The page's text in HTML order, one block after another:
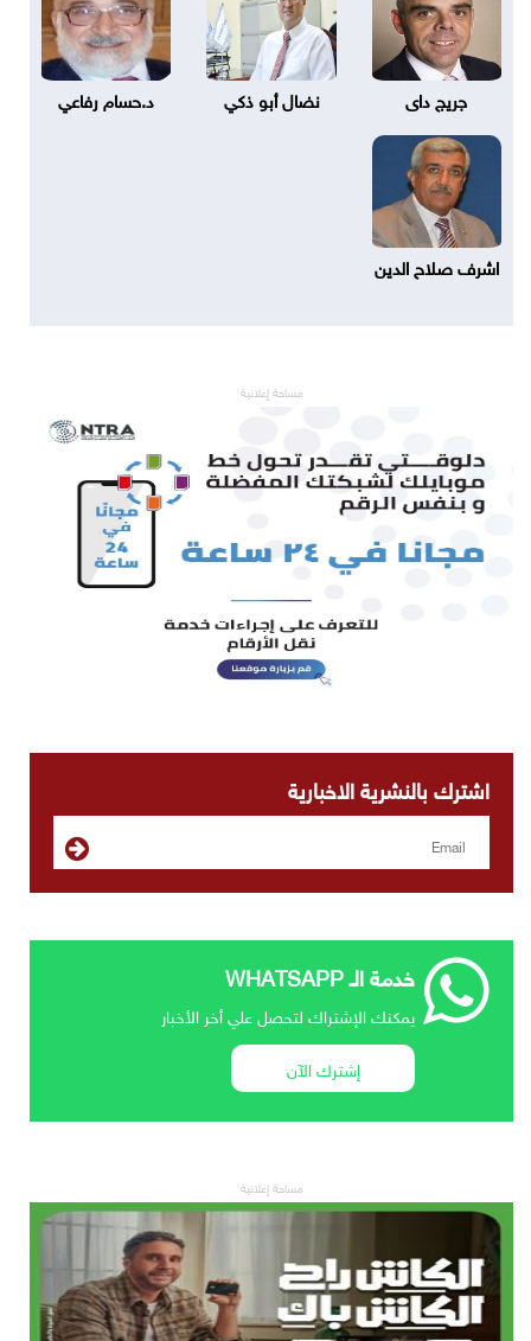
جريج داى نضال أبو ذكي د.حسام رفاعي
اشرف صلاح الدين
مساحة إعلانية
اشترك بالنشرية الاخبارية
خدمة الـ WHATSAPP
يمكنك الإشتراك لتحصل علي أخر الأخبار
إشترك الآن
مساحة إعلانية